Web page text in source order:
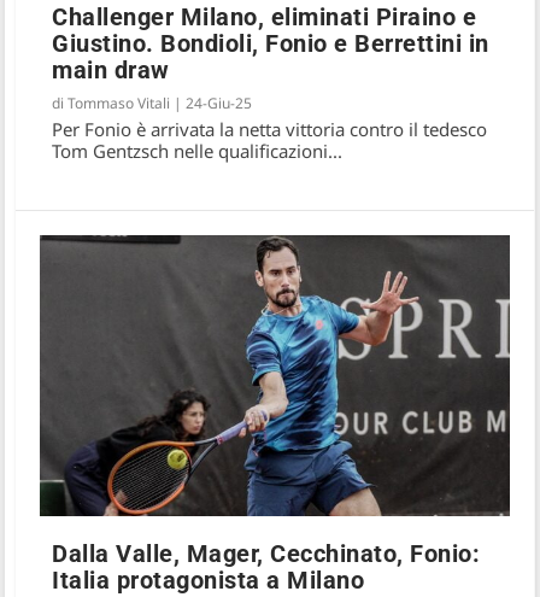
Challenger Milano, eliminati Piraino e
Giustino. Bondioli, Fonio e Berrettini in
main draw
diTommaso Vitali |24-Giu-25
Per Fonio è arrivata la netta vittoria contro il tedesco
Tom Gentzsch nelle qualificazioni...
Dalla Valle, Mager, Cecchinato, Fonio:
Italia protagonista a Milano